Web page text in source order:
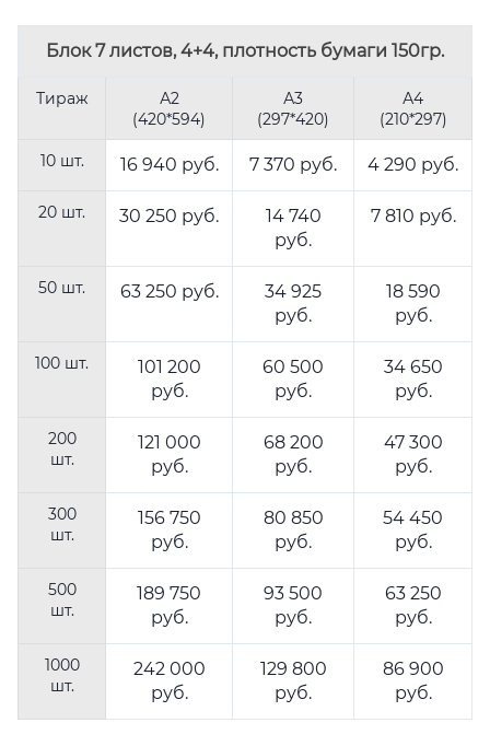
Блок 7 листов, 4+4, плотность бумаги 150гр.
Тираж
А2
(420*594)
А3
(297*420)
А4
(210*297)
10 шт. 16 940 руб. 7 370 руб. 4 290 руб.
20 шт. 30 250 руб.
14 740
руб.
7 810 руб.
50 шт. 63 250 руб.
34 925
руб.
18 590
руб.
100 шт.
101 200
руб.
60 500
руб.
34 650
руб.
200
шт.
121 000
руб.
68 200
руб.
47 300
руб.
300
шт.
156 750
руб.
80 850
руб.
54 450
руб.
500
шт.
189 750
руб.
93 500
руб.
63 250
руб.
1000
шт.
242 000
руб.
129 800
руб.
86 900
руб.